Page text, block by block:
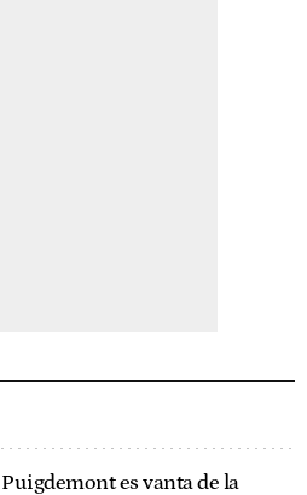
Puigdemont es vanta de la